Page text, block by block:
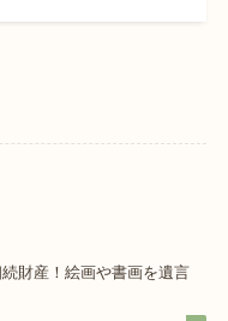
財産！絵画や書画を遺言